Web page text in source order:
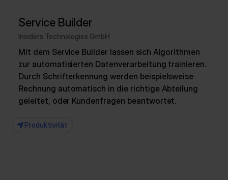
Service Builder
Insiders Technologies GmbH
Mit dem Service Builder lassen sich Algorithmen
zur automatisierten Datenverarbeitung trainieren.
Durch Schrifterkennung werden beispielsweise
Rechnung automatisch in die richtige Abteilung
geleitet, oder Kundenfragen beantwortet.
Produktivität